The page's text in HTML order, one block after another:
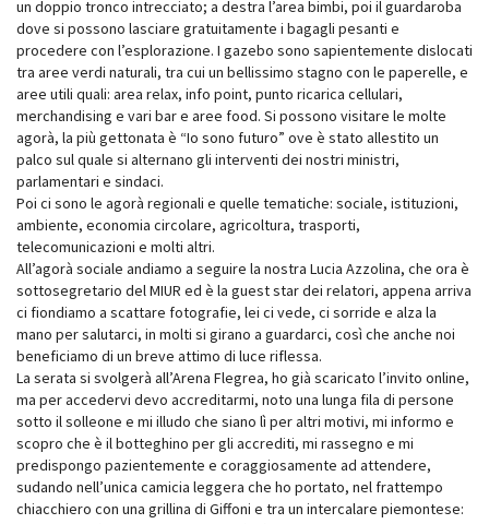
un doppio tronco intrecciato; a destra l’area bimbi, poi il guardaroba
dove si possono lasciare gratuitamente i bagagli pesanti e
procedere con l’esplorazione. I gazebo sono sapientemente dislocati
tra aree verdi naturali, tra cui un bellissimo stagno con le paperelle, e
aree utili quali: area relax, info point, punto ricarica cellulari,
merchandising e vari bar e aree food. Si possono visitare le molte
agorà, la più gettonata è “Io sono futuro” ove è stato allestito un
palco sul quale si alternano gli interventi dei nostri ministri,
parlamentari e sindaci.
Poi ci sono le agorà regionali e quelle tematiche: sociale, istituzioni,
ambiente, economia circolare, agricoltura, trasporti,
telecomunicazioni e molti altri.
All’agorà sociale andiamo a seguire la nostra Lucia Azzolina, che ora è
sottosegretario del MIUR ed è la guest star dei relatori, appena arriva
ci fiondiamo a scattare fotografie, lei ci vede, ci sorride e alza la
mano per salutarci, in molti si girano a guardarci, così che anche noi
beneficiamo di un breve attimo di luce riflessa.
La serata si svolgerà all’Arena Flegrea, ho già scaricato l’invito online,
ma per accedervi devo accreditarmi, noto una lunga fila di persone
sotto il solleone e mi illudo che siano lì per altri motivi, mi informo e
scopro che è il botteghino per gli accrediti, mi rassegno e mi
predispongo pazientemente e coraggiosamente ad attendere,
sudando nell’unica camicia leggera che ho portato, nel frattempo
chiacchiero con una grillina di Giffoni e tra un intercalare piemontese: